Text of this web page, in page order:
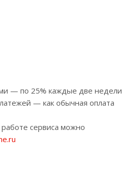
— по 25% каждые две недели
— как обычная оплата
сервиса можно